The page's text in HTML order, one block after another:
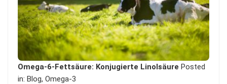
Omega-6-Fettsäure: Konjugierte Linolsäure Posted
in: Blog,Omega-3